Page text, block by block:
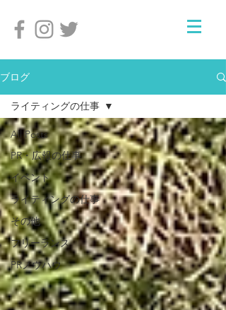
ブログ
All Posts
PR・広報の仕事
イベント
ライティングの仕事
その他
フリーランス
PRノウハウ
ライティングの仕事